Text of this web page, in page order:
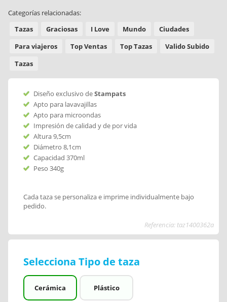
Categorías relacionadas:
Tazas
Graciosas I Love Mundo
Ciudades
Para viajeros
Top Ventas Top Tazas
Valido Subido
Tazas
Diseño exclusivo deStampats
Apto para lavavajillas
Apto para microondas
Impresión de calidad y de por vida
Altura 9,5cm
Diámetro 8,1cm
Capacidad 370ml
Peso 340g
Cada taza se personaliza e imprime individualmente bajo
pedido.
Referencia: taz1400362a
Selecciona Tipo de taza
Cerámica Plástico